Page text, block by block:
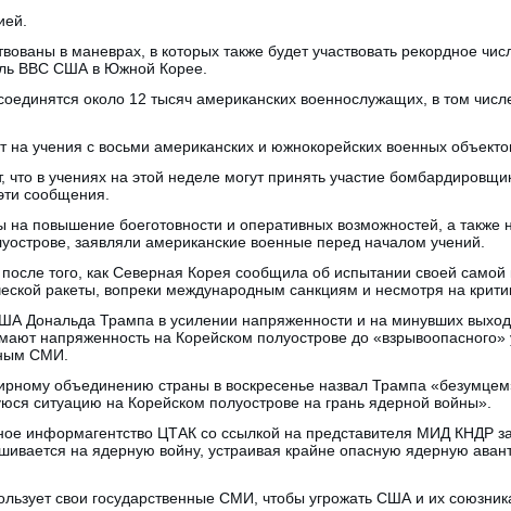
в маневрах, в которых также будет участвовать рекордное
ВВС США в Южной Корее.
около 12 тысяч американских военнослужащих, в том
учения с восьми американских и южнокорейских военных
в учениях на этой неделе могут принять участие
сообщения.
повышение боеготовности и оперативных возможностей, а также
заявляли американские военные перед началом учений.
того, как Северная Корея сообщила об испытании своей самой
ракеты, вопреки международным санкциям и несмотря на
Дональда Трампа в усилении напряженности и на минувших
напряженность на Корейском полуострове до «взрывоопасного»
СМИ.
объединению страны в воскресенье назвал Трампа
ситуацию на Корейском полуострове на грань ядерной войны».
информагентство ЦТАК со ссылкой на представителя МИД КНДР
на ядерную войну, устраивая крайне опасную ядерную
свои государственные СМИ, чтобы угрожать США и их